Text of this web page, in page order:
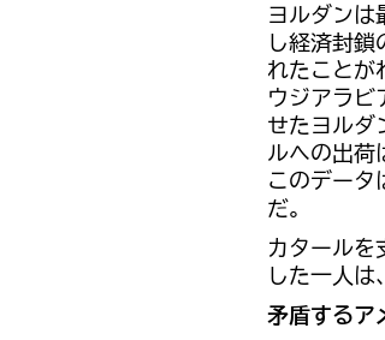
ヨルダンは
し経済封
れたことが
ウジアラビ
せたヨルダ
ルへの出荷
このデータ
だ。
カタールを
した一人は
矛盾するア